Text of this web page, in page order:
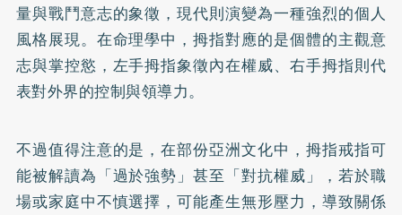
量與戰鬥意志的象徵，現代則演變為一種強烈的個人
風格展現。在命理學中，拇指對應的是個體的主觀意
志與掌控慾，左手拇指象徵內在權威、右手拇指則代
表對外界的控制與領導力。
不過值得注意的是，在部份亞洲文化中，拇指戒指可
能被解讀為「過於強勢」甚至「對抗權威」，若於職
場或家庭中不慎選擇，可能產生無形壓力，導致關係